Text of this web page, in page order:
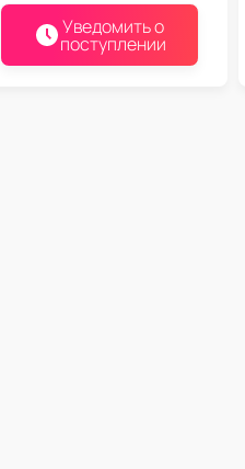
Уведомить о
поступлении